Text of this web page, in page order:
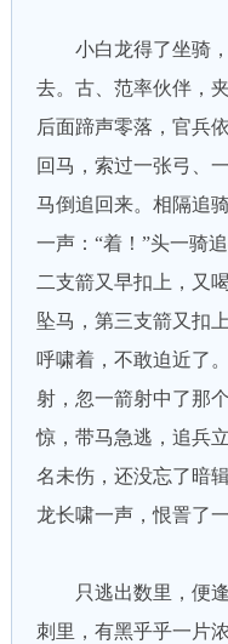
小白龙得了坐骑，
去。古、范率伙伴，
后面蹄声零落，官兵
回马，索过一张弓、
马倒追回来。相隔追
一声：“着！”头一骑
二支箭又早扣上，又
坠马，第三支箭又扣
呼啸着，不敢迫近了
射，忽一箭射中了那
惊，带马急逃，追兵
名未伤，还没忘了暗
龙长啸一声，恨詈了
只逃出数里，便逢
刺里，有黑乎乎一片